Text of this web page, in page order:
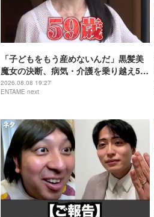
「子どもをもう産めないんだ」黒髪美
魔女の決断、病気・介護を乗り越え56
歳で“おばあちゃん”に
2026.08.08 19:27
ENTAME next